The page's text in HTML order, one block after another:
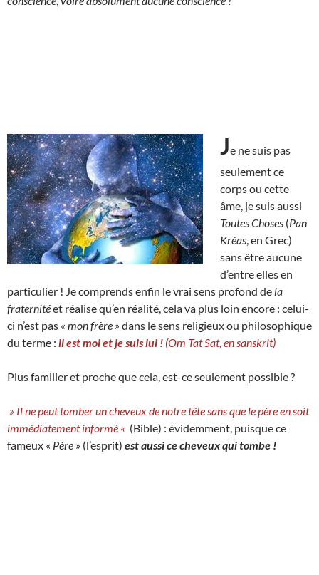
Je ne suis pas
seulement ce
corps ou cette
âme, je suis aussi
Toutes Choses (Pan
Kréas , en Grec)
sans être aucune
d’entre elles en
particulier ! Je comprends enfin le vrai sens profond de la
fraternitéet réalise qu’en réalité, cela va plus loin encore : celui-
ci n’est pas « mon frère » dans le sens religieux ou philosophique
du terme : il est moi et je suis lui ! (Om Tat Sat, en sanskrit)
Plus familier et proche que cela, est-ce seulement possible ?
» Il ne peut tomber un cheveux de notre tête sans que le père en soit
immédiatement informé « (Bible) : évidemment, puisque ce
fameux « Père » (l’esprit) est aussi ce cheveux qui tombe !